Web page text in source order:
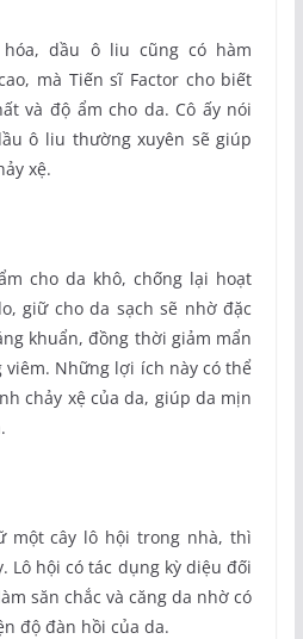
hóa, dầu ô liu cũng có hàm
mà Tiến sĩ Factor cho biết
và độ ẩm cho da. Cô ấy nói
ô liu thường xuyên sẽ giúp
xệ.
cho da khô, chống lại hoạt
giữ cho da sạch sẽ nhờ đặc
khuẩn, đồng thời giảm mẩn
Những lợi ích này có thể
chảy xệ của da, giúp da mịn
một cây lô hội trong nhà, thì
Lô hội có tác dụng kỳ diệu đối
săn chắc và căng da nhờ có
độ đàn hồi của da.